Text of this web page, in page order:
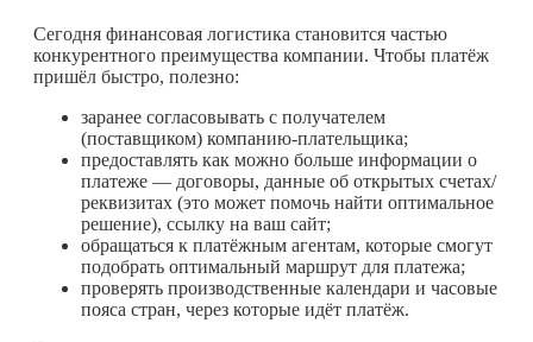
Сегодня финансовая логистика становится частью
конкурентного преимущества компании. Чтобы платёж
пришёл быстро, полезно:
заранее согласовывать с получателем
(поставщиком) компанию-плательщика;
предоставлять как можно больше информации о
платеже — договоры, данные об открытых счетах/
реквизитах (это может помочь найти оптимальное
решение), ссылку на ваш сайт;
обращаться к платёжным агентам, которые смогут
подобрать оптимальный маршрут для платежа;
проверять производственные календари и часовые
пояса стран, через которые идёт платёж.